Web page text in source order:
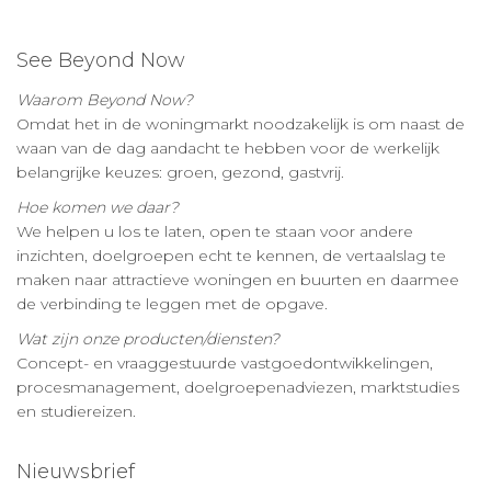
See Beyond Now
Waarom Beyond Now?
Omdat het in de woningmarkt noodzakelijk is om naast de
waan van de dag aandacht te hebben voor de werkelijk
belangrijke keuzes: groen, gezond, gastvrij.
Hoe komen we daar?
We helpen u los te laten, open te staan voor andere
inzichten, doelgroepen echt te kennen, de vertaalslag te
maken naar attractieve woningen en buurten en daarmee
de verbinding te leggen met de opgave.
Wat zijn onze producten/diensten?
Concept- en vraaggestuurde vastgoedontwikkelingen,
procesmanagement, doelgroepenadviezen, marktstudies
en studiereizen.
Nieuwsbrief